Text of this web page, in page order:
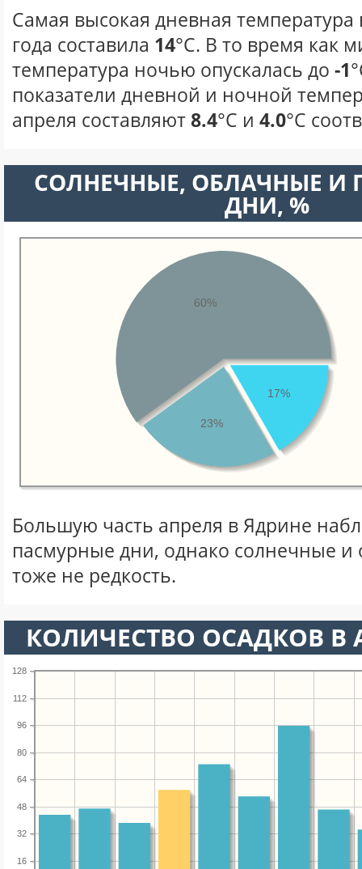
Самая высокая дневная температура
года составила 14°С. В то время как
температура ночью опускалась до -1
показатели дневной и ночной
апреля составляют8.4°С и 4.0°С
CОЛНЕЧНЫЕ, ОБЛАЧНЫЕ И
ДНИ, %
17%
23%
60%
Большую часть апреля в Ядрине
пасмурные дни, однако солнечные
тоже не редкость.
КОЛИЧЕСТВО ОСАДКОВ В
16
32
48
64
80
96
112
128